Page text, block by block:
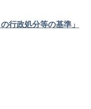
行政処分等の基準」